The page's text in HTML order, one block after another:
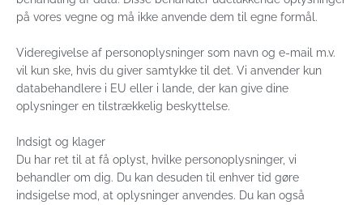
på vores vegne og må ikke anvende dem til egne formål.
Videregivelse af personoplysninger som navn og e-mail m.v.
vil kun ske, hvis du giver samtykke til det. Vi anvender kun
databehandlere i EU eller i lande, der kan give dine
oplysninger en tilstrækkelig beskyttelse.
Indsigt og klager
Du har ret til at få oplyst, hvilke personoplysninger, vi
behandler om dig. Du kan desuden til enhver tid gøre
indsigelse mod, at oplysninger anvendes. Du kan også